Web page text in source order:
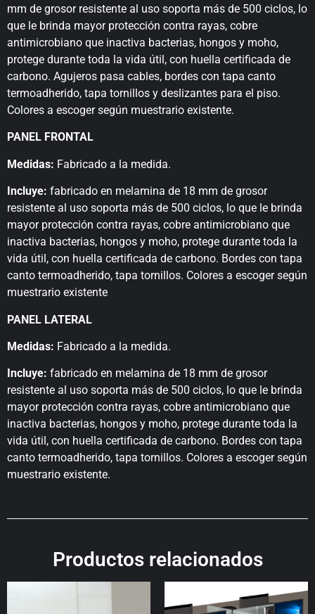
mm de grosor resistente al uso soporta más de 500 ciclos, lo
que le brinda mayor protección contra rayas, cobre
antimicrobiano que inactiva bacterias, hongos y moho,
protege durante toda la vida útil, con huella certificada de
carbono. Agujeros pasa cables, bordes con tapa canto
termoadherido, tapa tornillos y deslizantes para el piso.
Colores a escoger según muestrario existente.
PANEL FRONTAL
Medidas: Fabricado a la medida.
Incluye: fabricado en melamina de 18 mm de grosor
resistente al uso soporta más de 500 ciclos, lo que le brinda
mayor protección contra rayas, cobre antimicrobiano que
inactiva bacterias, hongos y moho, protege durante toda la
vida útil, con huella certificada de carbono. Bordes con tapa
canto termoadherido, tapa tornillos. Colores a escoger según
muestrario existente
PANEL LATERAL
Medidas: Fabricado a la medida.
Incluye: fabricado en melamina de 18 mm de grosor
resistente al uso soporta más de 500 ciclos, lo que le brinda
mayor protección contra rayas, cobre antimicrobiano que
inactiva bacterias, hongos y moho, protege durante toda la
vida útil, con huella certificada de carbono. Bordes con tapa
canto termoadherido, tapa tornillos. Colores a escoger según
muestrario existente.
Productos relacionados